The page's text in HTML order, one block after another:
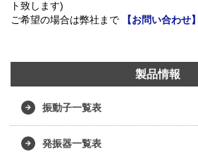
ト致します)
ご希望の場合は弊社まで
【お問い合わせ】
製品情報
振動子一覧表
発振器一覧表